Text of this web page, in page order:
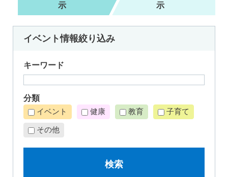
示
示
イベント情報絞り込み
キーワード
分類
イベント 健康 教育 子育て
その他
検索